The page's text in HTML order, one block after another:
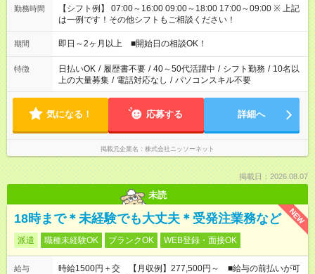
勤務時間
【シフト例】 07:00～16:00 09:00～18:00 17:00～09:00 ※ 上記
は一例です！その他シフトもご相談ください！
期間 即日～2ヶ月以上 ■開始日の相談OK！
特徴 日払いOK / 履歴書不要 / 40～50代活躍中 / シフト勤務 / 10名以
上の大量募集 / 電話対応なし / パソコンスキル不要
気になる！ 応募する 詳細へ
掲載元企業名 株式会社ニッソーネット
掲載日：2026.08.07
未読
NEW
18時まで＊未経験でも大丈夫＊受発注業務など
派遣 職種未経験OK ブランクOK WEB登録・面接OK
給与
時給1500円＋交 【月収例】277,500円～ ■給与の前払いが可